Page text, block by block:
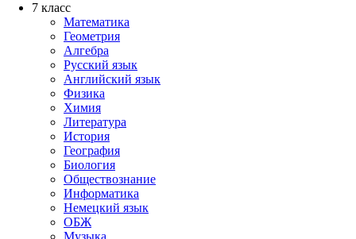
7 класс
Математика
Геометрия
Алгебра
Русский язык
Английский язык
Физика
Химия
Литература
История
География
Биология
Обществознание
Информатика
Немецкий язык
ОБЖ
Музыка